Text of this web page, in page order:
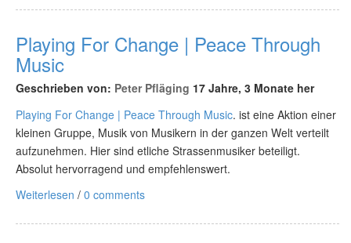
Playing For Change | Peace Through
Music
Geschrieben von: Peter Pfläging 17 Jahre, 3 Monate her
Playing For Change | Peace Through Music. ist eine Aktion einer
kleinen Gruppe, Musik von Musikern in der ganzen Welt verteilt
aufzunehmen. Hier sind etliche Strassenmusiker beteiligt.
Absolut hervorragend und empfehlenswert.
Weiterlesen / 0 comments